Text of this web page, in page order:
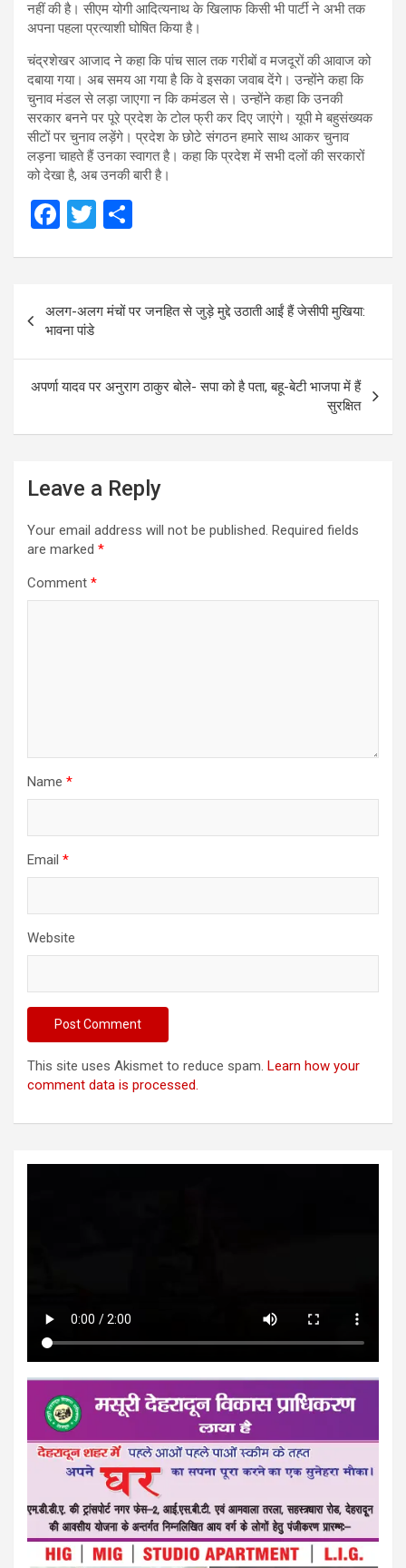
नहीं की है। सीएम योगी आदित्यनाथ के खिलाफ किसी भी पार्टी ने अभी तक
अपना पहला प्रत्याशी घोषित किया है।
चंद्रशेखर आजाद ने कहा कि पांच साल तक गरीबों व मजदूरों की आवाज को
दबाया गया। अब समय आ गया है कि वे इसका जवाब देंगे। उन्होंने कहा कि
चुनाव मंडल से लड़ा जाएगा न कि कमंडल से। उन्होंने कहा कि उनकी
सरकार बनने पर पूरे प्रदेश के टोल फ्री कर दिए जाएंगे। यूपी मे बहुसंख्यक
सीटों पर चुनाव लड़ेंगे। प्रदेश के छोटे संगठन हमारे साथ आकर चुनाव
लड़ना चाहते हैं उनका स्वागत है। कहा कि प्रदेश में सभी दलों की सरकारों
को देखा है, अब उनकी बारी है।
F
b
o
o
k
T
er e
navigation
अलग-अलग मंचों पर जनहित से जुड़े मुद्दे उठाती आईं हैं जेसीपी मुखिया:
भावना पांडे
अपर्णा यादव पर अनुराग ठाकुर बोले- सपा को है पता, बहू-बेटी भाजपा में हैं
सुरक्षित
Leave a Reply
Your email address will not be published. Required fields
are marked *
Comment *
Name *
Email *
Website
This site uses Akismet to reduce spam. Learn how your
comment data is processed.